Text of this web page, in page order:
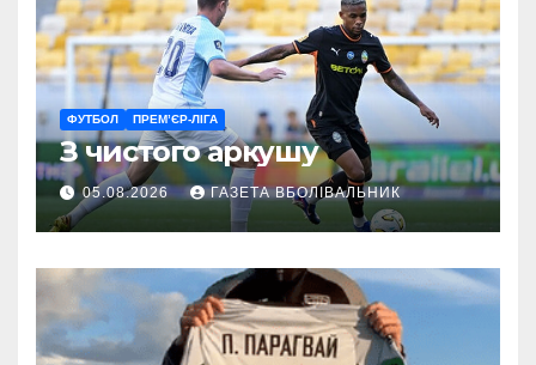
ФУТБОЛ ПРЕМ’ЄР-ЛІГА
З чистого аркушу
05.08.2026 ГАЗЕТА ВБОЛІВАЛЬНИК